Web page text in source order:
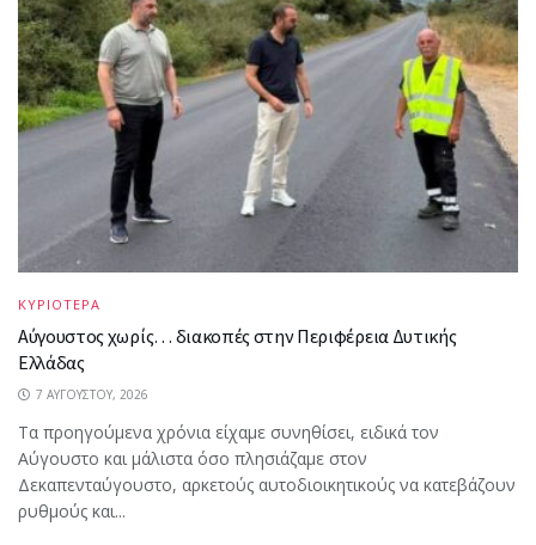
ΚΥΡΙΟΤΕΡΑ
Αύγουστος χωρίς… διακοπές στην Περιφέρεια Δυτικής
Ελλάδας
7 ΑΥΓΟΎΣΤΟΥ, 2026
Τα προηγούμενα χρόνια είχαμε συνηθίσει, ειδικά τον
Αύγουστο και μάλιστα όσο πλησιάζαμε στον
Δεκαπενταύγουστο, αρκετούς αυτοδιοικητικούς να κατεβάζουν
ρυθμούς και...